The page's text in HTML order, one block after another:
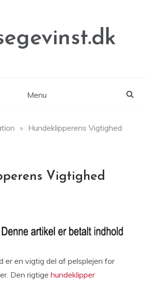
Menu
» Hundeklipperens Vigtighed
Vigtighed
er en vigtig del af pelsplejen for
Den rigtige hundeklipper